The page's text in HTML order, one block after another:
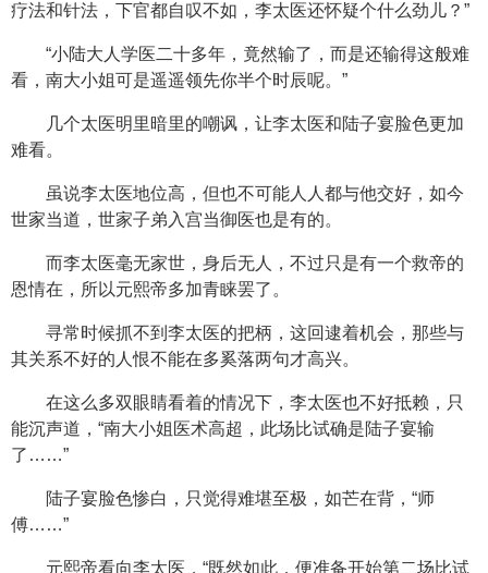
疗法和针法，下官都自叹不如，李太医还怀疑个什么劲儿？”
“小陆大人学医二十多年，竟然输了，而是还输得这般难
看，南大小姐可是遥遥领先你半个时辰呢。”
几个太医明里暗里的嘲讽，让李太医和陆子宴脸色更加
难看。
虽说李太医地位高，但也不可能人人都与他交好，如今
世家当道，世家子弟入宫当御医也是有的。
而李太医毫无家世，身后无人，不过只是有一个救帝的
恩情在，所以元熙帝多加青睐罢了。
寻常时候抓不到李太医的把柄，这回逮着机会，那些与
其关系不好的人恨不能在多奚落两句才高兴。
在这么多双眼睛看着的情况下，李太医也不好抵赖，只
能沉声道，“南大小姐医术高超，此场比试确是陆子宴输
了……”
陆子宴脸色惨白，只觉得难堪至极，如芒在背，“师
傅……”
元熙帝看向李太医，“既然如此，便准备开始第二场比试